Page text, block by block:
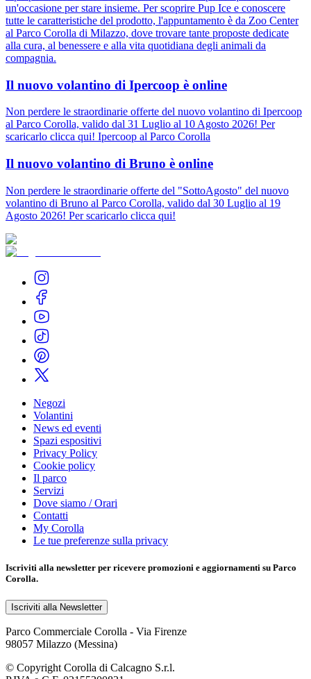
un'occasione per stare insieme. Per scoprire Pup Ice e conoscere
tutte le caratteristiche del prodotto, l'appuntamento è da Zoo Center
al Parco Corolla di Milazzo, dove trovare tante proposte dedicate
alla cura, al benessere e alla vita quotidiana degli animali da
compagnia.
Il nuovo volantino di Ipercoop è online
Non perdere le straordinarie offerte del nuovo volantino di Ipercoop
al Parco Corolla, valido dal 31 Luglio al 10 Agosto 2026! Per
scaricarlo clicca qui! Ipercoop al Parco Corolla
Il nuovo volantino di Bruno è online
Non perdere le straordinarie offerte del "SottoAgosto" del nuovo
volantino di Bruno al Parco Corolla, valido dal 30 Luglio al 19
Agosto 2026! Per scaricarlo clicca qui!
Negozi
Volantini
News ed eventi
Spazi espositivi
Privacy Policy
Cookie policy
Il parco
Servizi
Dove siamo / Orari
Contatti
My Corolla
Le tue preferenze sulla privacy
Iscriviti alla newsletter per ricevere promozioni e aggiornamenti su Parco
Corolla.
Iscriviti alla Newsletter
Parco Commerciale Corolla - Via Firenze
98057 Milazzo (Messina)
© Copyright Corolla di Calcagno S.r.l.